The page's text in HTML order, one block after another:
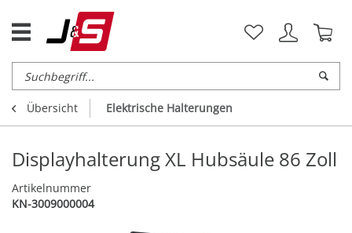
Übersicht Elektrische Halterungen
Displayhalterung XL Hubsäule 86 Zoll
Artikelnummer
KN-3009000004